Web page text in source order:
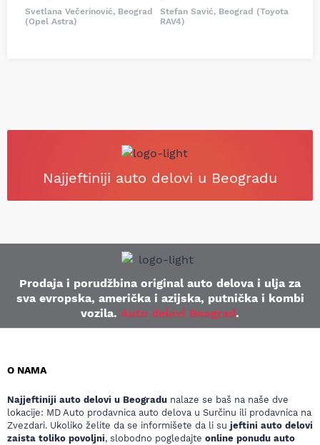
Svetlana Večerinović, Beograd
(Opel Astra)
Stefan Savić, Beograd (Toyota
RAV4)
Najjeftiniji auto delovi u Beogradu
Prodaja i porudžbina original auto delova i ulja za
sva evropska, američka i azijska, putnička i kombi
vozila. Auto delovi Beograd.
O NAMA
Najjeftiniji auto delovi u Beogradu nalaze se baš na naše dve
lokacije: MD Auto prodavnica auto delova u Surčinu ili prodavnica na
Zvezdari. Ukoliko želite da se informišete da li su jeftini auto delovi
zaista toliko povoljni, slobodno pogledajte online ponudu auto